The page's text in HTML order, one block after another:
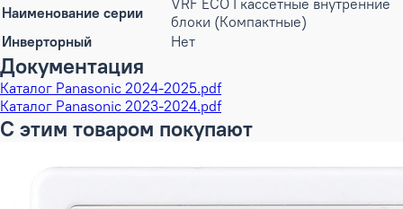
Наименование серии
VRF ECO I кассетные внутренние
блоки (Компактные)
Инверторный
Нет
Документация
Каталог Panasonic 2024-2025.pdf
Каталог Panasonic 2023-2024.pdf
С этим товаром покупают